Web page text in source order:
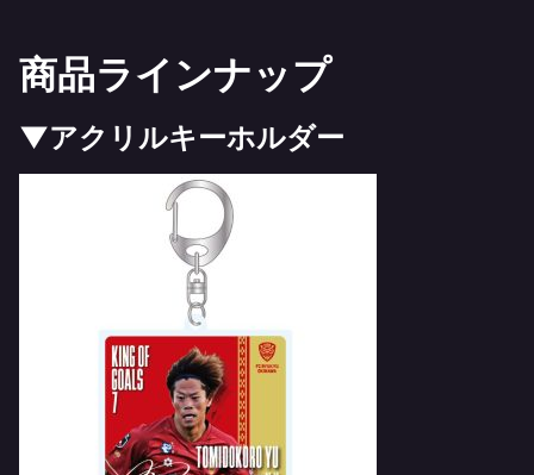
商品ラインナップ
▼アクリルキーホルダー